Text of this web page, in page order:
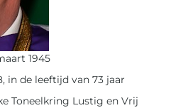
1945
in de leeftijd van 73 jaar
Toneelkring Lustig en Vrij